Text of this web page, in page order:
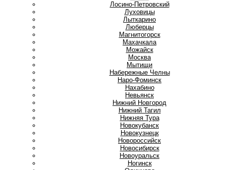
Лосино-Петровский
Луховицы
Лыткарино
Люберцы
Магнитогорск
Махачкала
Можайск
Москва
Мытищи
Набережные Челны
Наро-Фоминск
Нахабино
Невьянск
Нижний Новгород
Нижний Тагил
Нижняя Тура
Новокубанск
Новокузнецк
Новороссийск
Новосибирск
Новоуральск
Ногинск